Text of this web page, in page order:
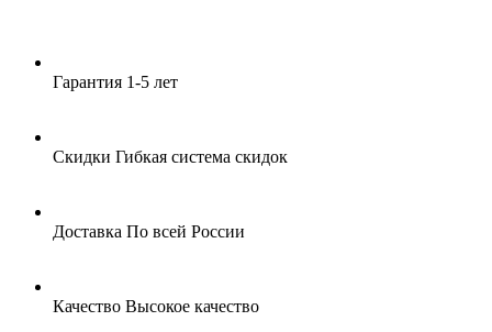
Гарантия 1-5 лет
Скидки Гибкая система скидок
Доставка По всей России
Качество Высокое качество